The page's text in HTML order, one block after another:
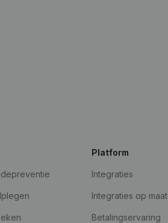
Platform
Integraties
Integraties op maat
Betalingservaring